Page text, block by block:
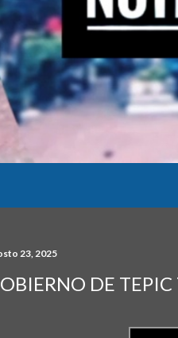
23, 2025
DE TEPIC